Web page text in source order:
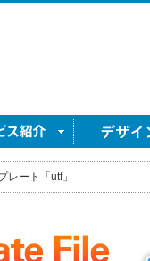
レート「utf」